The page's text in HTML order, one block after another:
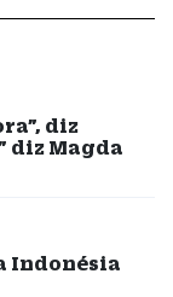
diz
diz Magda
Indonésia